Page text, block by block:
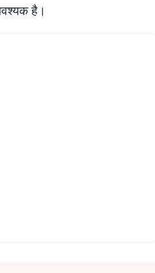
है।